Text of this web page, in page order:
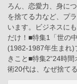
ろん、恋愛力、身に
を捨てる力など、プ
います。ビジネスに
だけ！■特集1「世の
(1982-1987年生まれ)
きこと■特集2“24時
術20代は、なぜ捨て